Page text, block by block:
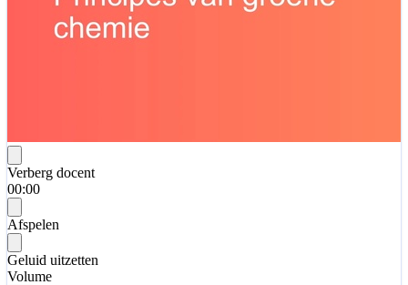
Verberg docent
00:00
Afspelen
Geluid uitzetten
Volume